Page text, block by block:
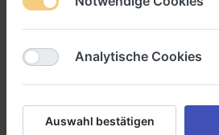
Analytische Cookies
Auswahl bestätigen